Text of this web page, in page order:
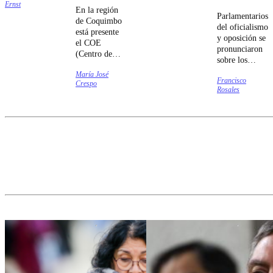
presente de
Ernst
En la región
de Coquimbo
está presente
el COE
(Centro de
de
Emergencia),
coordinado
elementos
para
mantener
conectada a
ciudadanía,
María José
Crespo
Parlamentarios
del oficialismo
y oposición se
pronunciaron
sobre los
mandatario
para combatir
y el crimen
Francisco
Rosales